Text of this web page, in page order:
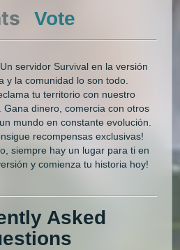
Vote
servidor Survival en la versión
y la comunidad lo son todo.
tu territorio con nuestro
Gana dinero, comercia con otros
mundo en constante evolución.
recompensas exclusivas!
siempre hay un lugar para ti en
y comienza tu historia hoy!
Asked